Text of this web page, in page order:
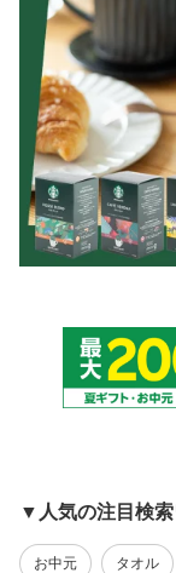
▼人気の注目検
お中元 タオル